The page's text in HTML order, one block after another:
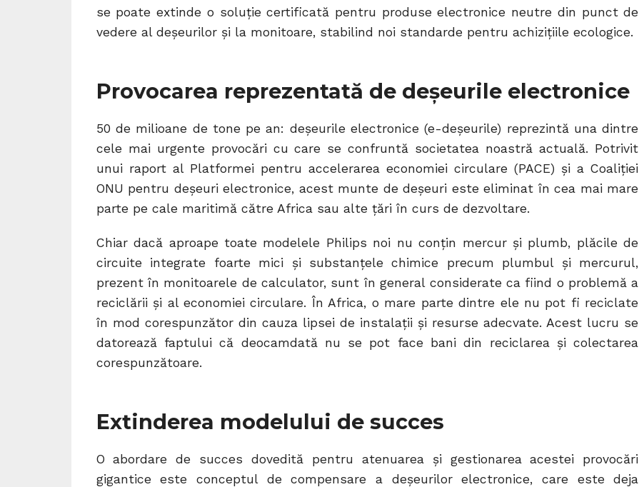
se poate extinde o soluție certificată pentru produse electronice neutre din punct de
vedere al deșeurilor și la monitoare, stabilind noi standarde pentru achizițiile ecologice.
Provocarea reprezentată de deșeurile electronice
50 de milioane de tone pe an: deșeurile electronice (e-deșeurile) reprezintă una dintre
cele mai urgente provocări cu care se confruntă societatea noastră actuală. Potrivit
unui raport al Platformei pentru accelerarea economiei circulare (PACE) și a Coaliției
ONU pentru deșeuri electronice, acest munte de deșeuri este eliminat în cea mai mare
parte pe cale maritimă către Africa sau alte țări în curs de dezvoltare.
Chiar dacă aproape toate modelele Philips noi nu conțin mercur și plumb, plăcile de
circuite integrate foarte mici și substanțele chimice precum plumbul și mercurul,
prezent în monitoarele de calculator, sunt în general considerate ca fiind o problemă a
reciclării și al economiei circulare. În Africa, o mare parte dintre ele nu pot fi reciclate
în mod corespunzător din cauza lipsei de instalații și resurse adecvate. Acest lucru se
datorează faptului că deocamdată nu se pot face bani din reciclarea și colectarea
corespunzătoare.
Extinderea modelului de succes
O abordare de succes dovedită pentru atenuarea și gestionarea acestei provocări
gigantice este conceptul de compensare a deșeurilor electronice, care este deja